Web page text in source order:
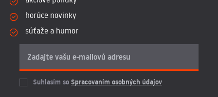
horúce novinky
súťaže a humor
Suhlasím so Spracovaním osobných údajov